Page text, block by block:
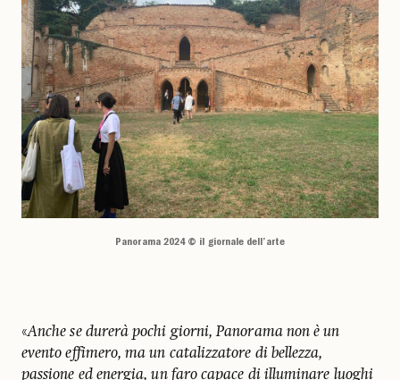
Panorama 2024 © il giornale dell’arte
«Anche se durerà pochi giorni, Panorama non è un
evento effimero, ma un catalizzatore di bellezza,
passione ed energia, un faro capace di illuminare luoghi